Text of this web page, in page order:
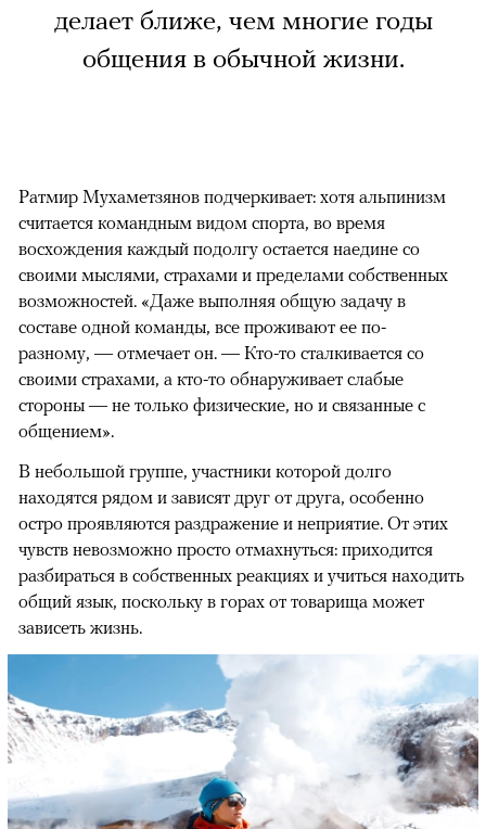
делает ближе, чем многие годы
общения в обычной жизни.
Ратмир Мухаметзянов подчеркивает: хотя альпинизм
считается командным видом спорта, во время
восхождения каждый подолгу остается наедине со
своими мыслями, страхами и пределами собственных
возможностей. «Даже выполняя общую задачу в
составе одной команды, все проживают ее по-
разному, — отмечает он. — Кто-то сталкивается со
своими страхами, а кто-то обнаруживает слабые
стороны — не только физические, но и связанные с
общением».
В небольшой группе, участники которой долго
находятся рядом и зависят друг от друга, особенно
остро проявляются раздражение и неприятие. От этих
чувств невозможно просто отмахнуться: приходится
разбираться в собственных реакциях и учиться находить
общий язык, поскольку в горах от товарища может
зависеть жизнь.